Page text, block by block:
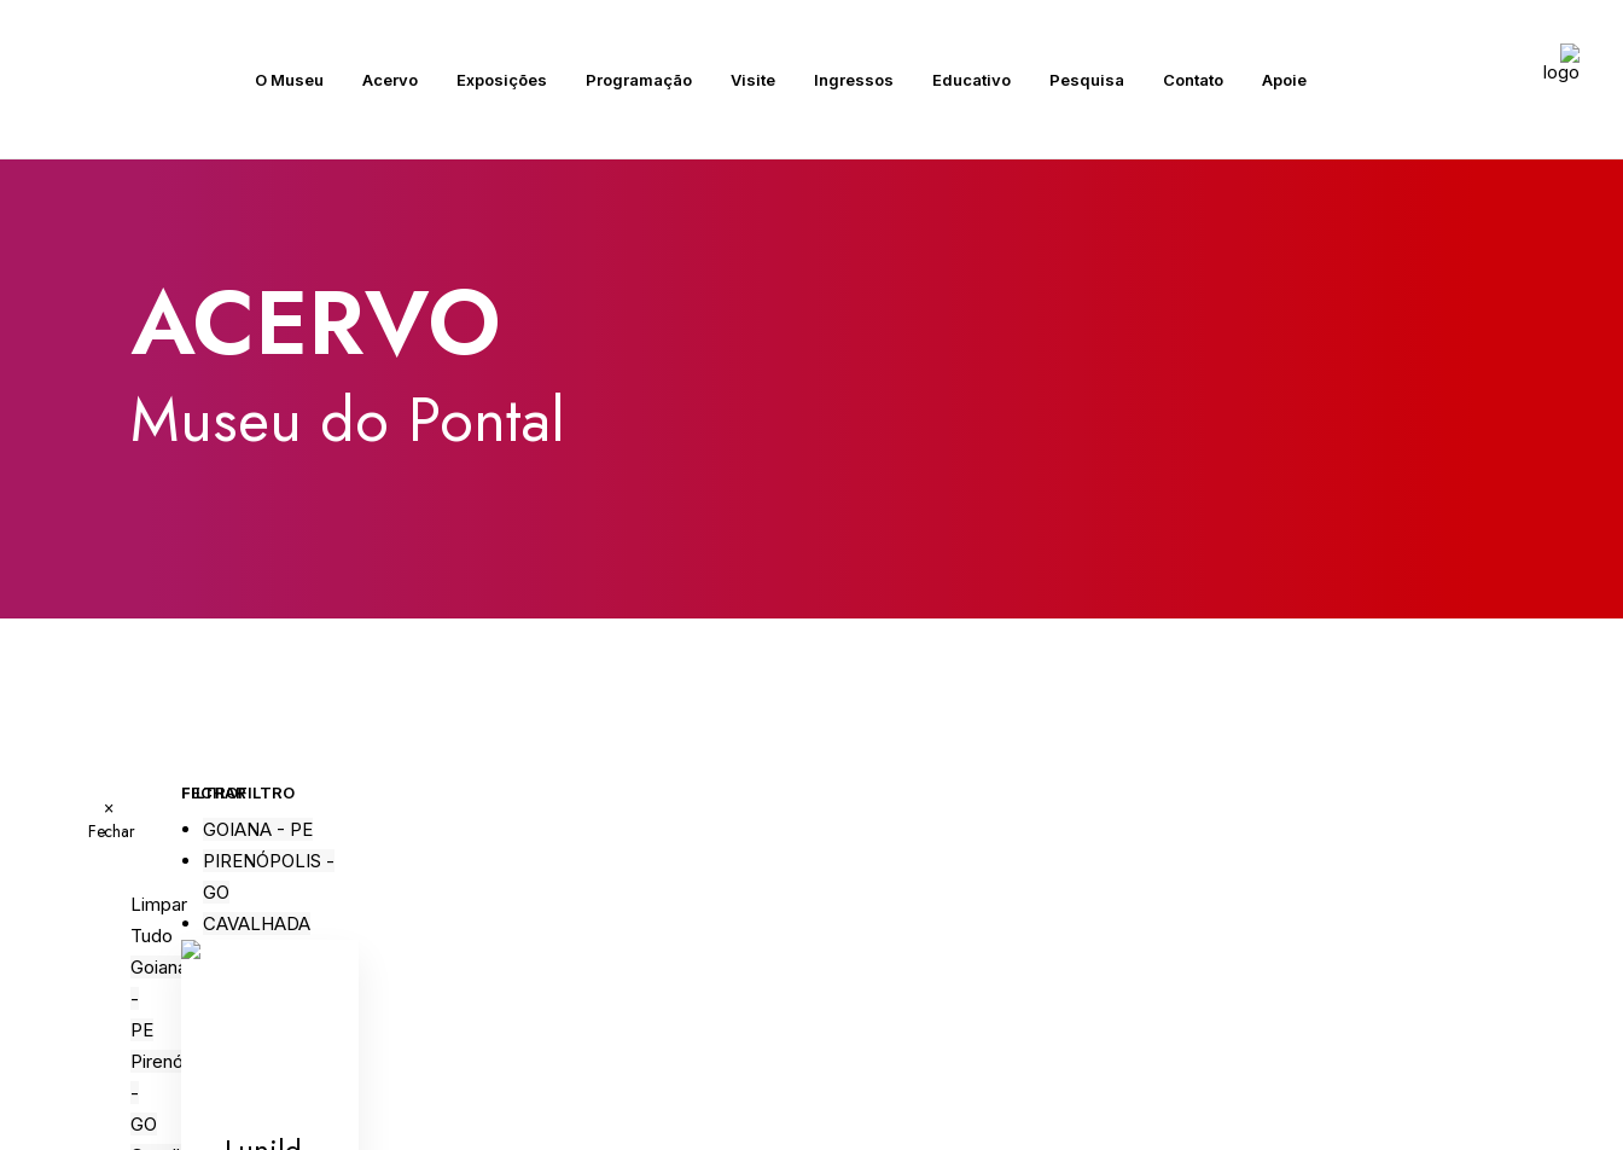
O Museu Acervo Exposições Programação Visite Ingressos Educativo Pesquisa Contato Apoie
ACERVO
Museu do Pontal
×
Fechar
Limpar
Tudo
Goiana
-
PE
Pirenópolis
-
GO
FECHAR FILTROFILTRO
GOIANA - PE
PIRENÓPOLIS -
GO
CAVALHADA